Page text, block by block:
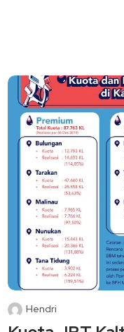
Hendri